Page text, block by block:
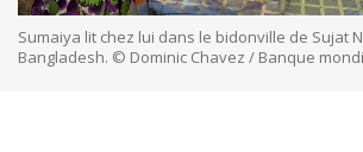
Sumaiya lit chez lui dans le bidonville de Sujat
Bangladesh. © Dominic Chavez / Banque